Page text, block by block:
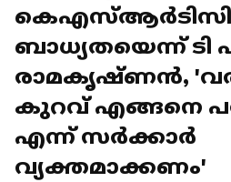
ബാധ്യതയെന്ന് ടി
രാമകൃഷ്ണൻ,
കുറവ് എങ്ങനെ
എന്ന് സർക്കാർ
വ്യക്തമാക്കണം'